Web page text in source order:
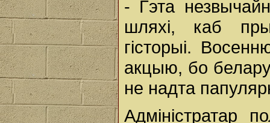
- Гэта
шляхі, каб
гісторыі.
акцыю, бо
не надта
Адміністратар